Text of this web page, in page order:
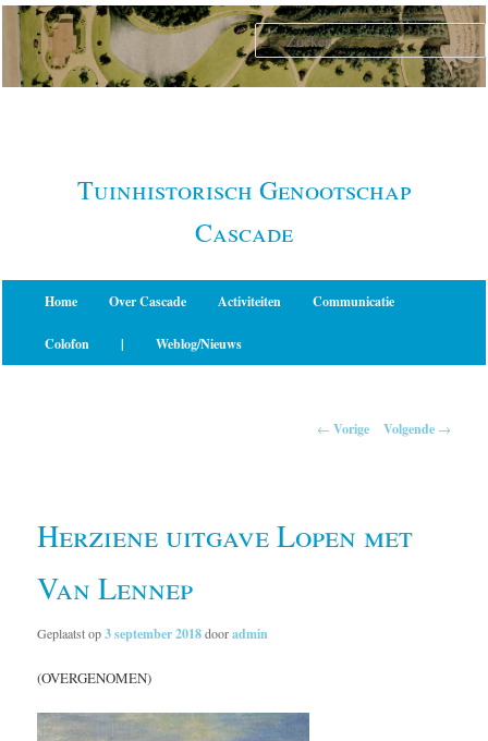
Spring
naar
primaire
Tuinhistorisch Genootschap
Cascade
Home Over Cascade Activiteiten Communicatie
Colofon | Weblog/Nieuws
← Vorige Volgende →
Herziene uitgave Lopen met
Van Lennep
Geplaatst op3 september 2018dooradmin
(OVERGENOMEN)